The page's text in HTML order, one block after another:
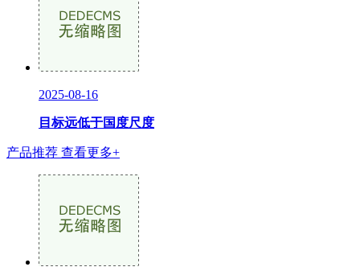
2025-08-16
目标远低于国度尺度
产品推荐 查看更多+